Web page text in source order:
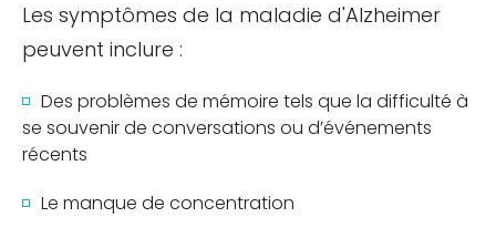
Les symptômes de la maladie d'Alzheimer
peuvent inclure :
Des problèmes de mémoire tels que la difficulté à
se souvenir de conversations ou d’événements
récents
Le manque de concentration